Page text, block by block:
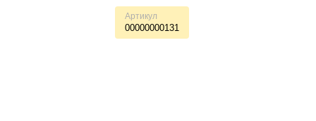
Артикул
00000000131